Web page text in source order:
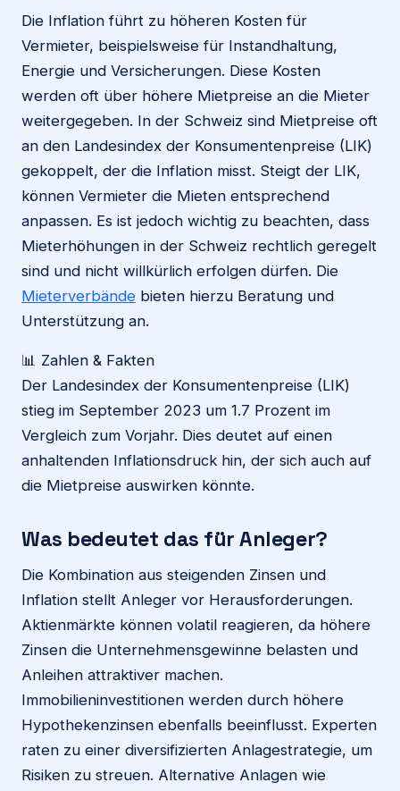
Die Inflation führt zu höheren Kosten für
Vermieter, beispielsweise für Instandhaltung,
Energie und Versicherungen. Diese Kosten
werden oft über höhere Mietpreise an die Mieter
weitergegeben. In der Schweiz sind Mietpreise oft
an den Landesindex der Konsumentenpreise (LIK)
gekoppelt, der die Inflation misst. Steigt der LIK,
können Vermieter die Mieten entsprechend
anpassen. Es ist jedoch wichtig zu beachten, dass
Mieterhöhungen in der Schweiz rechtlich geregelt
sind und nicht willkürlich erfolgen dürfen. Die
Mieterverbände bieten hierzu Beratung und
Unterstützung an.
📊 Zahlen & Fakten
Der Landesindex der Konsumentenpreise (LIK)
stieg im September 2023 um 1.7 Prozent im
Vergleich zum Vorjahr. Dies deutet auf einen
anhaltenden Inflationsdruck hin, der sich auch auf
die Mietpreise auswirken könnte.
Was bedeutet das für Anleger?
Die Kombination aus steigenden Zinsen und
Inflation stellt Anleger vor Herausforderungen.
Aktienmärkte können volatil reagieren, da höhere
Zinsen die Unternehmensgewinne belasten und
Anleihen attraktiver machen.
Immobilieninvestitionen werden durch höhere
Hypothekenzinsen ebenfalls beeinflusst. Experten
raten zu einer diversifizierten Anlagestrategie, um
Risiken zu streuen. Alternative Anlagen wie